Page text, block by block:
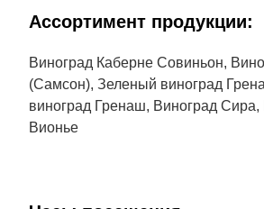
Aссортимент продукции:
Виноград Каберне Совиньон,
(Самсон), Зеленый виноград
виноград Гренаш, Виноград Сира,
Вионье